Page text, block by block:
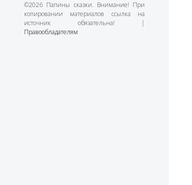
©2026 Папины сказки. Внимание! При
копировании материалов ссылка на
источник обязательна! |
Правообладателям